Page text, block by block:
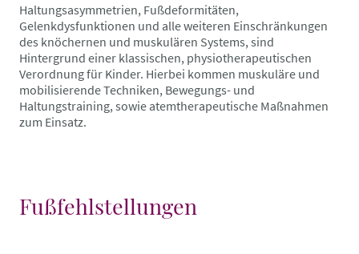
Haltungsasymmetrien, Fußdeformitäten,
Gelenkdysfunktionen und alle weiteren Einschränkungen
des knöchernen und muskulären Systems, sind
Hintergrund einer klassischen, physiotherapeutischen
Verordnung für Kinder. Hierbei kommen muskuläre und
mobilisierende Techniken, Bewegungs- und
Haltungstraining, sowie atemtherapeutische Maßnahmen
zum Einsatz.
Fußfehlstellungen